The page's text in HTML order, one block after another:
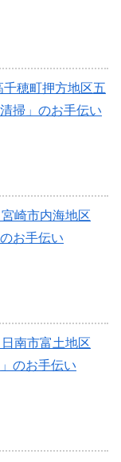
千穂町押方地区五
掃」のお手伝い
崎市内海地区
お手伝い
南市富土地区
のお手伝い